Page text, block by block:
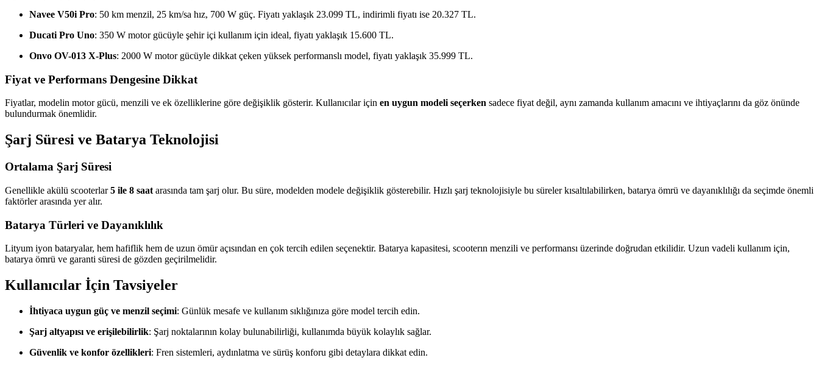
Navee V50i Pro: 50 km menzil, 25 km/sa hız, 700 W güç. Fiyatı yaklaşık 23.099 TL, indirimli fiyatı ise 20.327 TL.
Ducati Pro Uno: 350 W motor gücüyle şehir içi kullanım için ideal, fiyatı yaklaşık 15.600 TL.
Onvo OV-013 X-Plus: 2000 W motor gücüyle dikkat çeken yüksek performanslı model, fiyatı yaklaşık 35.999 TL.
Fiyat ve Performans Dengesine Dikkat
Fiyatlar, modelin motor gücü, menzili ve ek özelliklerine göre değişiklik gösterir. Kullanıcılar için en uygun modeli seçerken sadece fiyat değil, aynı zamanda kullanım amacını ve ihtiyaçlarını da göz önünde
bulundurmak önemlidir.
Şarj Süresi ve Batarya Teknolojisi
Ortalama Şarj Süresi
Genellikle akülü scooterlar5 ile 8 saat arasında tam şarj olur. Bu süre, modelden modele değişiklik gösterebilir. Hızlı şarj teknolojisiyle bu süreler kısaltılabilirken, batarya ömrü ve dayanıklılığı da seçimde önemli
faktörler arasında yer alır.
Batarya Türleri ve Dayanıklılık
Lityum iyon bataryalar, hem hafiflik hem de uzun ömür açısından en çok tercih edilen seçenektir. Batarya kapasitesi, scooterın menzili ve performansı üzerinde doğrudan etkilidir. Uzun vadeli kullanım için,
batarya ömrü ve garanti süresi de gözden geçirilmelidir.
Kullanıcılar İçin Tavsiyeler
İhtiyaca uygun güç ve menzil seçimi: Günlük mesafe ve kullanım sıklığınıza göre model tercih edin.
Şarj altyapısı ve erişilebilirlik: Şarj noktalarının kolay bulunabilirliği, kullanımda büyük kolaylık sağlar.
Güvenlik ve konfor özellikleri: Fren sistemleri, aydınlatma ve sürüş konforu gibi detaylara dikkat edin.